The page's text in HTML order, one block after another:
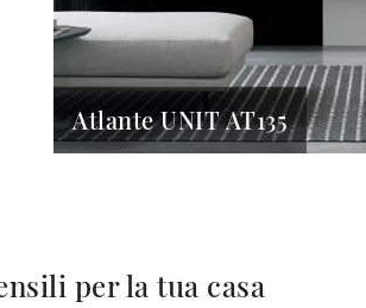
Atlante UNIT AT135
per la tua casa